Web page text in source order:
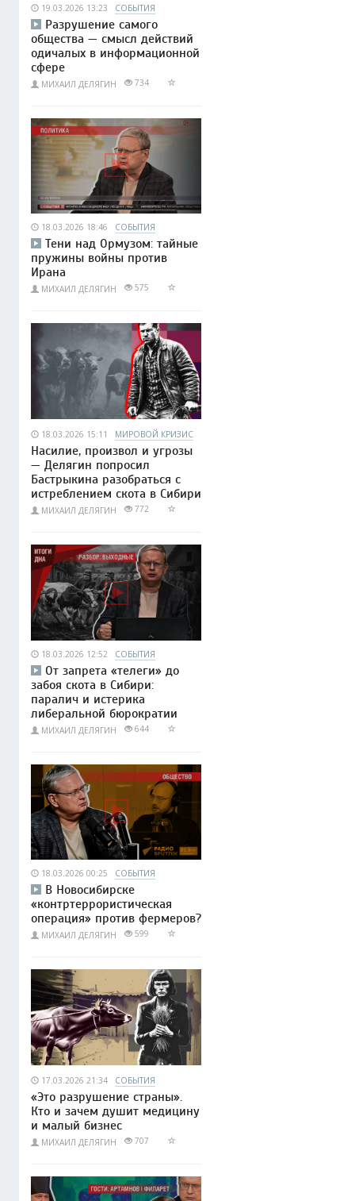
19.03.2026 13:23 СОБЫТИЯ
Разрушение самого
общества — смысл действий
одичалых в информационной
сфере
МИХАИЛ ДЕЛЯГИН 734
18.03.2026 18:46 СОБЫТИЯ
Тени над Ормузом: тайные
пружины войны против
Ирана
МИХАИЛ ДЕЛЯГИН 575
18.03.2026 15:11 МИРОВОЙ КРИЗИС
Насилие, произвол и угрозы
— Делягин попросил
Бастрыкина разобраться с
истреблением скота в Сибири
МИХАИЛ ДЕЛЯГИН 772
18.03.2026 12:52 СОБЫТИЯ
От запрета «телеги» до
забоя скота в Сибири:
паралич и истерика
либеральной бюрократии
МИХАИЛ ДЕЛЯГИН 644
18.03.2026 00:25 СОБЫТИЯ
В Новосибирске
«контртеррористическая
операция» против фермеров?
МИХАИЛ ДЕЛЯГИН 599
17.03.2026 21:34 СОБЫТИЯ
«Это разрушение страны».
Кто и зачем душит медицину
и малый бизнес
МИХАИЛ ДЕЛЯГИН 707